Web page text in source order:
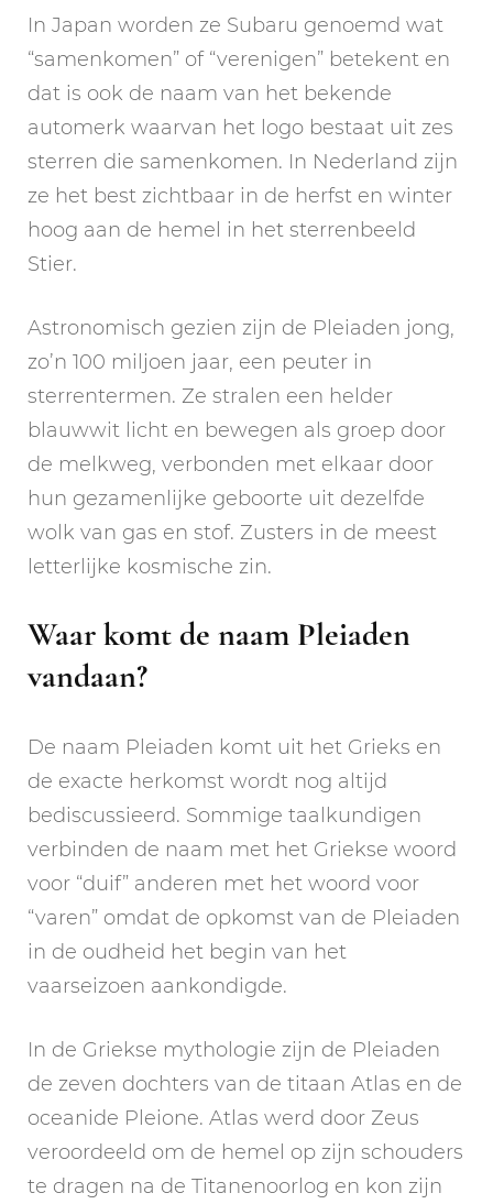
In Japan worden ze Subaru genoemd wat
“samenkomen” of “verenigen” betekent en
dat is ook de naam van het bekende
automerk waarvan het logo bestaat uit zes
sterren die samenkomen. In Nederland zijn
ze het best zichtbaar in de herfst en winter
hoog aan de hemel in het sterrenbeeld
Stier.
Astronomisch gezien zijn de Pleiaden jong,
zo’n 100 miljoen jaar, een peuter in
sterrentermen. Ze stralen een helder
blauwwit licht en bewegen als groep door
de melkweg, verbonden met elkaar door
hun gezamenlijke geboorte uit dezelfde
wolk van gas en stof. Zusters in de meest
letterlijke kosmische zin.
Waar komt de naam Pleiaden
vandaan?
De naam Pleiaden komt uit het Grieks en
de exacte herkomst wordt nog altijd
bediscussieerd. Sommige taalkundigen
verbinden de naam met het Griekse woord
voor “duif” anderen met het woord voor
“varen” omdat de opkomst van de Pleiaden
in de oudheid het begin van het
vaarseizoen aankondigde.
In de Griekse mythologie zijn de Pleiaden
de zeven dochters van de titaan Atlas en de
oceanide Pleione. Atlas werd door Zeus
veroordeeld om de hemel op zijn schouders
te dragen na de Titanenoorlog en kon zijn